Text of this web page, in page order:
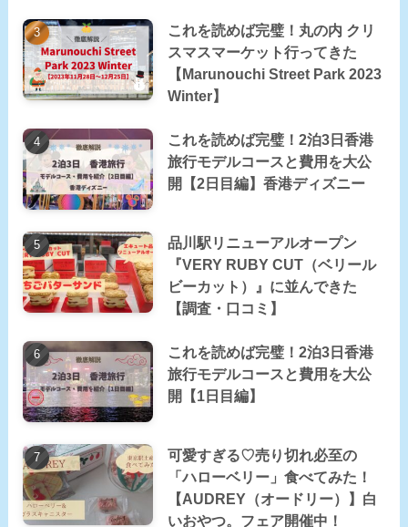
これを読めば完璧！丸の内 クリ
スマスマーケット行ってきた
【Marunouchi Street Park 2023
Winter】
これを読めば完璧！2泊3日香港
旅行モデルコースと費用を大公
開【2日目編】香港ディズニー
品川駅リニューアルオープン
『VERY RUBY CUT（ベリール
ビーカット）』に並んできた
【調査・口コミ】
これを読めば完璧！2泊3日香港
旅行モデルコースと費用を大公
開【1日目編】
可愛すぎる♡売り切れ必至の
「ハローベリー」食べてみた！
【AUDREY（オードリー）】白
いおやつ。フェア開催中！